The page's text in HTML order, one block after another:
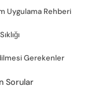
Uygulama Rehberi
Gerekenler
Sorular